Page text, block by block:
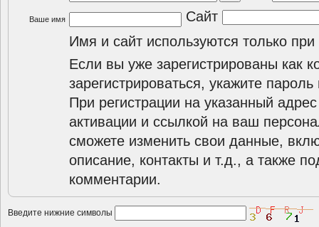
Ваше имя
Сайт
Имя и сайт используются только при
Если вы уже зарегистрированы как
зарегистрироваться, укажите
При регистрации на указанный
активации и ссылкой на ваш
сможете изменить свои данные,
описание, контакты и т.д., а также
комментарии.
Введите нижние символы